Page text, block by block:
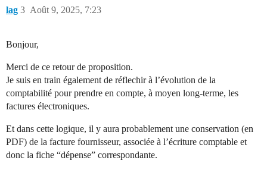
lag Août 9, 2025, 7:23
3
Bonjour,
Merci de ce retour de proposition.
Je suis en train également de réflechir à l’évolution de la
comptabilité pour prendre en compte, à moyen long-terme, les
factures électroniques.
Et dans cette logique, il y aura probablement une conservation (en
PDF) de la facture fournisseur, associée à l’écriture comptable et
donc la fiche “dépense” correspondante.